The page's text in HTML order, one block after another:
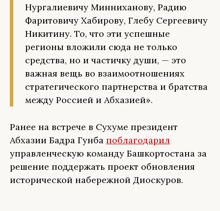
Нургалиевичу Минниханову, Радию
Фаритовичу Хабирову, Глебу Сергеевичу
Никитину. То, что эти успешные
регионы вложили сюда не только
средства, но и частичку души, — это
важная вещь во взаимоотношениях
стратегического партнерства и братства
между Россией и Абхазией».
Ранее на встрече в Сухуме президент
Абхазии Бадра Гунба поблагодарил
управленческую команду Башкортостана за
решение поддержать проект обновления
исторической набережной Диоскуров.